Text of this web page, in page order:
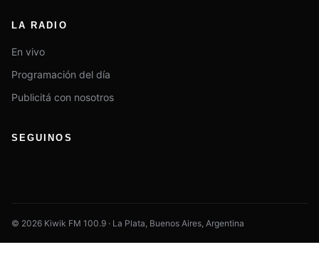
LA RADIO
En vivo
Programación del día
Publicitá con nosotros
SEGUINOS
© 2026 Kiwik FM 100.9 · La Plata, Buenos Aires, Argentina